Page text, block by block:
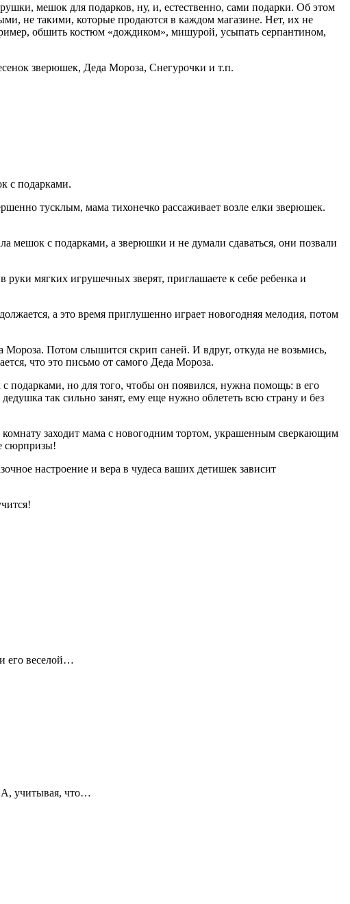
мешок для подарков, ну, и, естественно, сами подарки. Об этом
не такими, которые продаются в каждом магазине. Нет, их не
обшить костюм «дождиком», мишурой, усыпать серпантином,
зверюшек, Деда Мороза, Снегурочки и т.п.
с подарками.
тусклым, мама тихонечко рассаживает возле елки зверюшек.
мешок с подарками, а зверюшки и не думали сдаваться, они позвали
мягких игрушечных зверят, приглашаете к себе ребенка и
а это время приглушенно играет новогодняя мелодия, потом
Потом слышится скрип саней. И вдруг, откуда не возьмись,
что это письмо от самого Деда Мороза.
подарками, но для того, чтобы он появился, нужна помощь: в его
так сильно занят, ему еще нужно облететь всю страну и без
комнату заходит мама с новогодним тортом, украшенным сверкающим
сюрпризы!
настроение и вера в чудеса ваших детишек зависит
его веселой…
А, учитывая, что…